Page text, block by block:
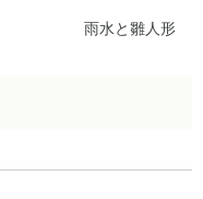
雨水と雛人形